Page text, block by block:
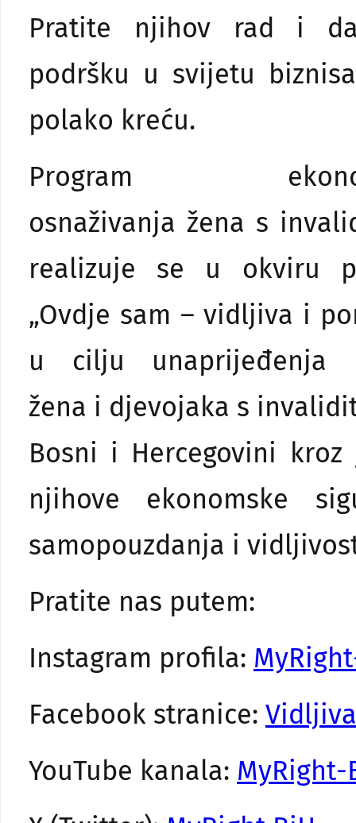
Pratite njihov rad i
podršku u svijetu
polako kreću.
Program
osnaživanja žena s
realizuje se u okviru
„Ovdje sam – vidljiva i
u cilju unaprijeđenja
žena i djevojaka s
Bosni i Hercegovini kroz
njihove ekonomske
samopouzdanja i
Pratite nas putem:
Instagram profila:
Facebook stranice:
YouTube kanala: MyRight-